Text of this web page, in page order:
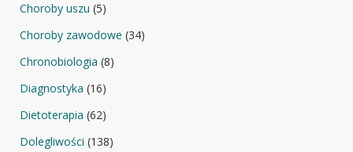
Choroby uszu (5)
Choroby zawodowe (34)
Chronobiologia (8)
Diagnostyka (16)
Dietoterapia (62)
Dolegliwości (138)